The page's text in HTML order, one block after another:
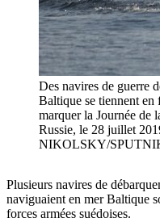
Des navires de guerre
Baltique se tiennent
marquer la Journée de
Russie, le 28 juillet
NIKOLSKY/
Plusieurs navires de
naviguaient en mer Baltique
forces armées suédoises.